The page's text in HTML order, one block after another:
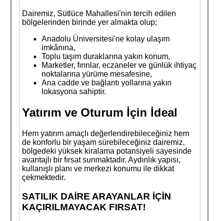
Dairemiz, Sütlüce Mahallesi'nin tercih edilen
bölgelerinden birinde yer almakta olup;
Anadolu Üniversitesi'ne kolay ulaşım
imkânına,
Toplu taşım duraklarına yakın konum,
Marketler, fırınlar, eczaneler ve günlük ihtiyaç
noktalarına yürüme mesafesine,
Ana cadde ve bağlantı yollarına yakın
lokasyona sahiptir.
Yatırım ve Oturum İçin İdeal
Hem yatırım amaçlı değerlendirebileceğiniz hem
de konforlu bir yaşam sürebileceğiniz dairemiz,
bölgedeki yüksek kiralama potansiyeli sayesinde
avantajlı bir fırsat sunmaktadır. Aydınlık yapısı,
kullanışlı planı ve merkezi konumu ile dikkat
çekmektedir.
SATILIK DAİRE ARAYANLAR İÇİN
KAÇIRILMAYACAK FIRSAT!